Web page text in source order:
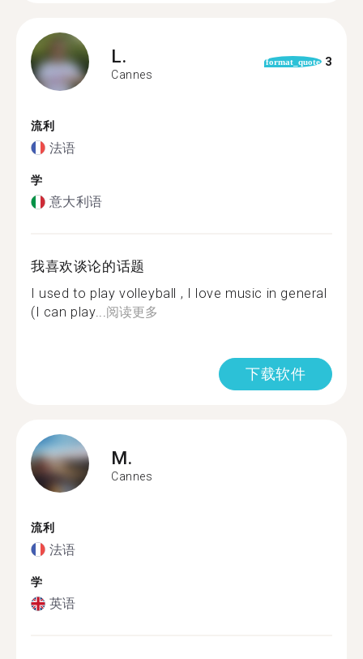
L.
Cannes
format_quote 3
流利
法语
学
意大利语
我喜欢谈论的话题
I used to play volleyball , I love music in general
(I can play...阅读更多
下载软件
M.
Cannes
流利
法语
学
英语